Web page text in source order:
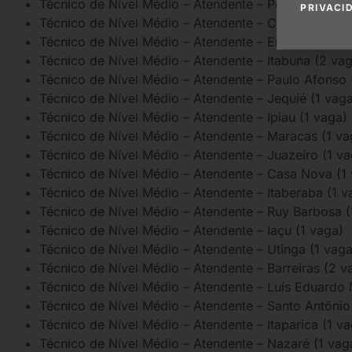
Técnico de Nível Médio – Atendente – Poções (1
Técnico de Nível Médio – Atendente – Cândido Sales
Técnico de Nível Médio – Atendente – Encruzilhada
Técnico de Nível Médio – Atendente – Itabuna (2
Técnico de Nível Médio – Atendente – Paulo Afonso
Técnico de Nível Médio – Atendente – Jequié (1
Técnico de Nível Médio – Atendente – Ipiau (1 vaga)
Técnico de Nível Médio – Atendente – Maracas (1
Técnico de Nível Médio – Atendente – Juazeiro (1
Técnico de Nível Médio – Atendente – Casa Nova (1
Técnico de Nível Médio – Atendente – Itaberaba (1
Técnico de Nível Médio – Atendente – Ruy Barbosa
Técnico de Nível Médio – Atendente – Iaçu (1 vaga)
Técnico de Nível Médio – Atendente – Utinga (1
Técnico de Nível Médio – Atendente – Barreiras (2
Técnico de Nível Médio – Atendente – Luís Eduardo
Técnico de Nível Médio – Atendente – Santo
Técnico de Nível Médio – Atendente – Itaparica (1
Técnico de Nível Médio – Atendente – Nazaré (1